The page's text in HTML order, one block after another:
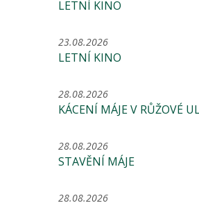
LETNÍ KINO
23.08.2026
LETNÍ KINO
28.08.2026
KÁCENÍ MÁJE V RŮŽOVÉ
28.08.2026
STAVĚNÍ MÁJE
28.08.2026